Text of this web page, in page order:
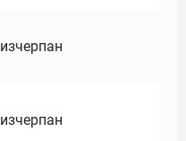
изчерпан
изчерпан